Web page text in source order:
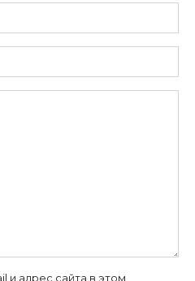
и адрес сайта в этом